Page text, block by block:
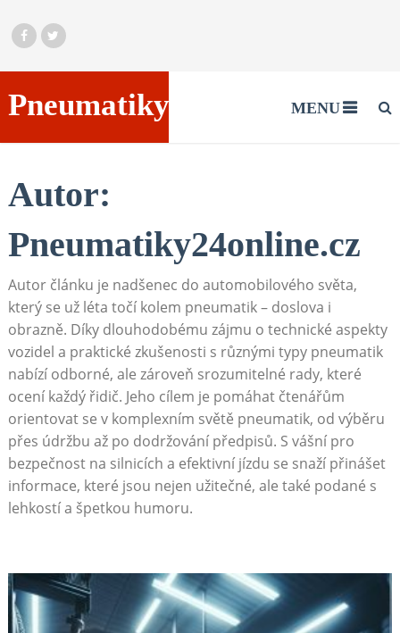
Pneumatiky24online.cz
MENU
Autor:
Pneumatiky24online.cz
Autor článku je nadšenec do automobilového světa,
který se už léta točí kolem pneumatik – doslova i
obrazně. Díky dlouhodobému zájmu o technické aspekty
vozidel a praktické zkušenosti s různými typy pneumatik
nabízí odborné, ale zároveň srozumitelné rady, které
ocení každý řidič. Jeho cílem je pomáhat čtenářům
orientovat se v komplexním světě pneumatik, od výběru
přes údržbu až po dodržování předpisů. S vášní pro
bezpečnost na silnicích a efektivní jízdu se snaží přinášet
informace, které jsou nejen užitečné, ale také podané s
lehkostí a špetkou humoru.